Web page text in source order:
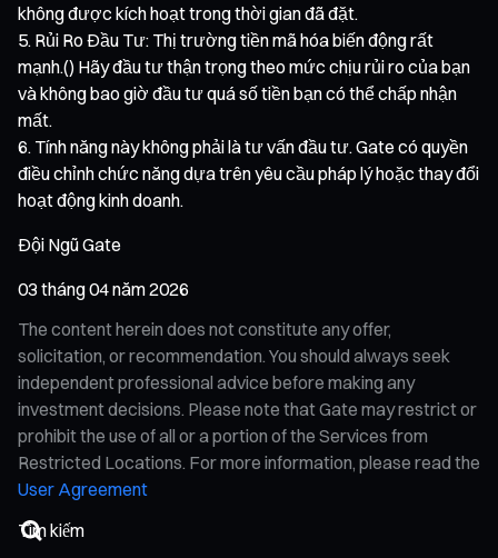
không được kích hoạt trong thời gian đã đặt.
Rủi Ro Đầu Tư: Thị trường tiền mã hóa biến động rất
mạnh.() Hãy đầu tư thận trọng theo mức chịu rủi ro của bạn
và không bao giờ đầu tư quá số tiền bạn có thể chấp nhận
mất.
Tính năng này không phải là tư vấn đầu tư. Gate có quyền
điều chỉnh chức năng dựa trên yêu cầu pháp lý hoặc thay đổi
hoạt động kinh doanh.
Đội Ngũ Gate
03 tháng 04 năm 2026
The content herein does not constitute any offer,
solicitation, or recommendation. You should always seek
independent professional advice before making any
investment decisions. Please note that Gate may restrict or
prohibit the use of all or a portion of the Services from
Restricted Locations. For more information, please read the
User Agreement